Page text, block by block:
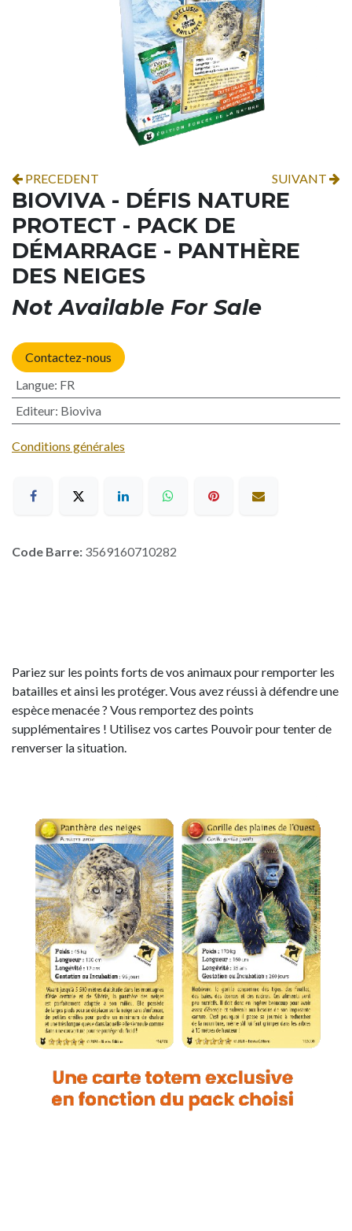
PRECEDENT SUIVANT
BIOVIVA - DÉFIS NATURE
PROTECT - PACK DE
DÉMARRAGE - PANTHÈRE
DES NEIGES
Not Available For Sale
Contactez-nous
Langue: FR
Editeur: Bioviva
Conditions générales
Code Barre: 3569160710282
Pariez sur les points forts de vos animaux pour remporter les
batailles et ainsi les protéger. Vous avez réussi à défendre une
espèce menacée ? Vous remportez des points
supplémentaires ! Utilisez vos cartes Pouvoir pour tenter de
renverser la situation.